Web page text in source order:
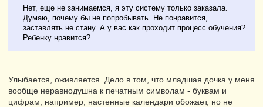
Нет, еще не занимаемся, я эту систему только заказала.
Думаю, почему бы не попробывать. Не понравится,
заставлять не стану. А у вас как проходит процесс обучения?
Ребенку нравится?
Улыбается, оживляется. Дело в том, что младшая дочка у меня
вообще неравнодушна к печатным символам - буквам и
цифрам, например, настенные календари обожает, но не